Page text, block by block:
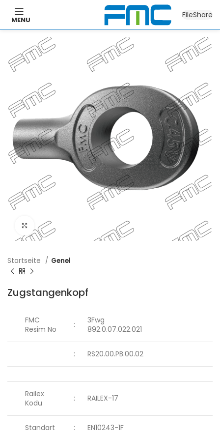
MENU
FileShare
Click to enlarge
Startseite Genel
Zugstangenkopf
FMC
Resim No
:
3Fwg
892.0.07.022.021
: RS20.00.PB.00.02
Railex
Kodu
: RAILEX-17
Standart : EN10243-1F